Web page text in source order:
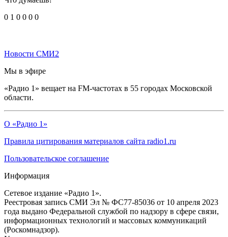
0 1 0 0 0 0
Новости СМИ2
Мы в эфире
«Радио 1» вещает на FM-частотах в 55 городах Московской
области.
О «Радио 1»
Правила цитирования материалов сайта radio1.ru
Пользовательское соглашение
Информация
Сетевое издание «Радио 1».
Реестровая запись СМИ Эл № ФС77-85036 от 10 апреля 2023
года выдано Федеральной службой по надзору в сфере связи,
информационных технологий и массовых коммуникаций
(Роскомнадзор).